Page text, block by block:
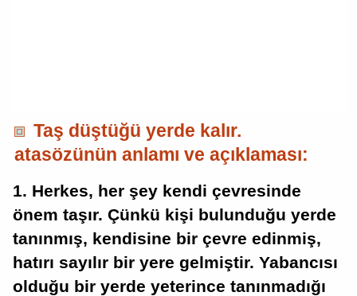
Taş düştüğü yerde kalır.
atasözünün anlamı ve açıklaması:
1. Herkes, her şey kendi çevresinde
önem taşır. Çünkü kişi bulunduğu yerde
tanınmış, kendisine bir çevre edinmiş,
hatırı sayılır bir yere gelmiştir. Yabancısı
olduğu bir yerde yeterince tanınmadığı